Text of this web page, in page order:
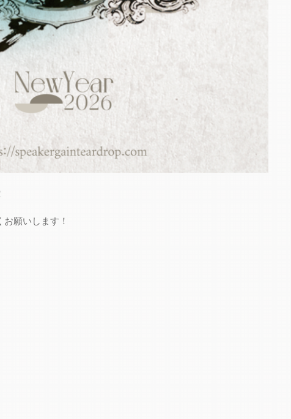
お願いします！